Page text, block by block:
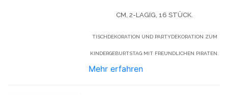
CM, 2-LAGIG , 16 STÜCK
TISCHDEKORATION UND PARTYDEKORATION ZUM
KINDERGEBURTSTAG MIT FREUNDLICHEN PIRATEN.
Mehr erfahren